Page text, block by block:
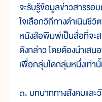
จะรับรู้ข้อมูลข่าวสารร
ใจเลือกวิถีทางดำเนินชีวิ
หนังสือพิมพ์เป็นสื่อที่จะ
ดังกล่าว โดยต้องนำเสน
เพื่อกลุ่มใดกลุ่มหนึ่งเท่า
๓. บทบาททางสังคมแล